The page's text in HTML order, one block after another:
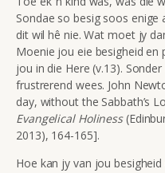
Sondae so besig soos enige
dit wil hê nie. Wat moet jy
Moenie jou eie besigheid en
jou in die Here (v.13).
frustrerend wees. John
day, without the Sabbath’s
Evangelical Holiness
2013), 164-165].
Hoe kan jy van jou